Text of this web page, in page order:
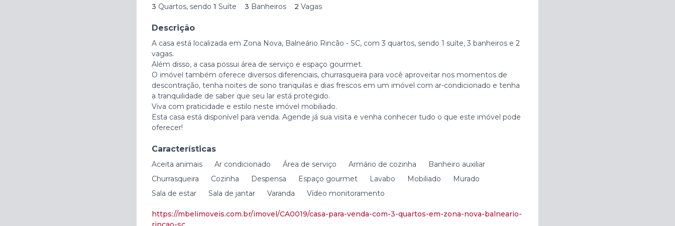
3 Quartos, sendo 1 Suíte 3 Banheiros 2 Vagas
Descrição
A casa está localizada em Zona Nova, Balneário Rincão - SC, com 3 quartos, sendo 1 suíte, 3 banheiros e 2
vagas.
Além disso, a casa possui área de serviço e espaço gourmet.
O imóvel também oferece diversos diferenciais, churrasqueira para você aproveitar nos momentos de
descontração, tenha noites de sono tranquilas e dias frescos em um imóvel com ar-condicionado e tenha
a tranquilidade de saber que seu lar está protegido.
Viva com praticidade e estilo neste imóvel mobiliado.
Esta casa está disponível para venda. Agende já sua visita e venha conhecer tudo o que este imóvel pode
oferecer!
Características
Aceita animais Ar condicionado Área de serviço Armário de cozinha
Banheiro auxiliar
Churrasqueira
Cozinha Despensa Espaço gourmet Lavabo Mobiliado
Murado
Sala de estar
Sala de jantar Varanda Vídeo monitoramento
https://mbelimoveis.com.br/imovel/CA0019/casa-para-venda-com-3-quartos-em-zona-nova-balneario-